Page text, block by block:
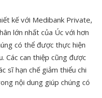
kế với Medibank Private,
lớn nhất của Úc với hơn
có thể được thực hiện
Các can thiệp cũng được
sĩ hạn chế giảm thiểu chi
nội dung giúp chúng có